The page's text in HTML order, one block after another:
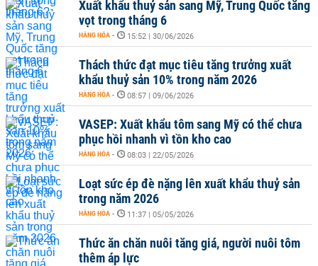
Xuất khẩu thuỷ sản sang Mỹ, Trung Quốc tăng
vọt trong tháng 6
HÀNG HÓA - 15:52 | 30/06/2026
Thách thức đạt mục tiêu tăng trưởng xuất
khẩu thuỷ sản 10% trong năm 2026
HÀNG HÓA - 08:57 | 09/06/2026
VASEP: Xuất khẩu tôm sang Mỹ có thể chưa
phục hồi nhanh vì tồn kho cao
HÀNG HÓA - 08:03 | 22/05/2026
Loạt sức ép đè nặng lên xuất khẩu thuỷ sản
trong năm 2026
HÀNG HÓA - 11:37 | 05/05/2026
Thức ăn chăn nuôi tăng giá, người nuôi tôm
thêm áp lực